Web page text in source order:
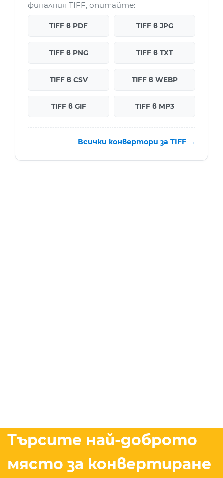
финалния TIFF, опитайте:
TIFF в PDF TIFF в JPG
TIFF в PNG TIFF в TXT
TIFF в CSV TIFF в WEBP
TIFF в GIF TIFF в MP3
Всички конвертори за TIFF →
Търсите най-доброто
място за конвертиране